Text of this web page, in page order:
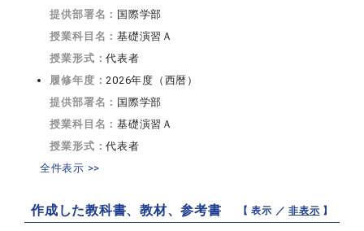
提供部署名： 国際学部
授業科目名：基礎演習Ａ
授業形式：代表者
履修年度：2026年度（西暦）
提供部署名： 国際学部
授業科目名：基礎演習Ａ
授業形式：代表者
全件表示 >>
作成した教科書、教材、参考書 【 表示 ／非表示 】